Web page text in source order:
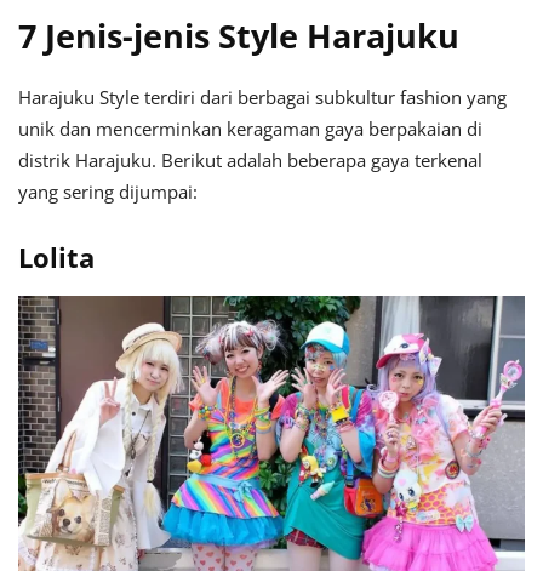
7 Jenis-jenis Style Harajuku
Harajuku Style terdiri dari berbagai subkultur fashion yang
unik dan mencerminkan keragaman gaya berpakaian di
distrik Harajuku. Berikut adalah beberapa gaya terkenal
yang sering dijumpai:
Lolita